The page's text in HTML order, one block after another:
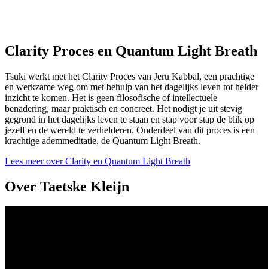
Clarity Proces en Quantum Light Breath
Tsuki werkt met het Clarity Proces van Jeru Kabbal, een prachtige
en werkzame weg om met behulp van het dagelijks leven tot helder
inzicht te komen. Het is geen filosofische of intellectuele
benadering, maar praktisch en concreet. Het nodigt je uit stevig
gegrond in het dagelijks leven te staan en stap voor stap de blik op
jezelf en de wereld te verhelderen. Onderdeel van dit proces is een
krachtige ademmeditatie, de Quantum Light Breath.
Lees meer over Clarity en Quantum Light Breath
Over Taetske Kleijn